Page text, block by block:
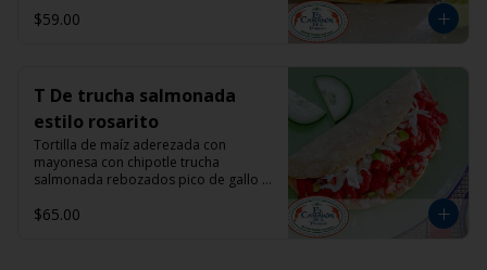
$59.00
T De trucha salmonada
estilo rosarito
Tortilla de maíz aderezada con
mayonesa con chipotle trucha
salmonada rebozados pico de gallo y
$65.00